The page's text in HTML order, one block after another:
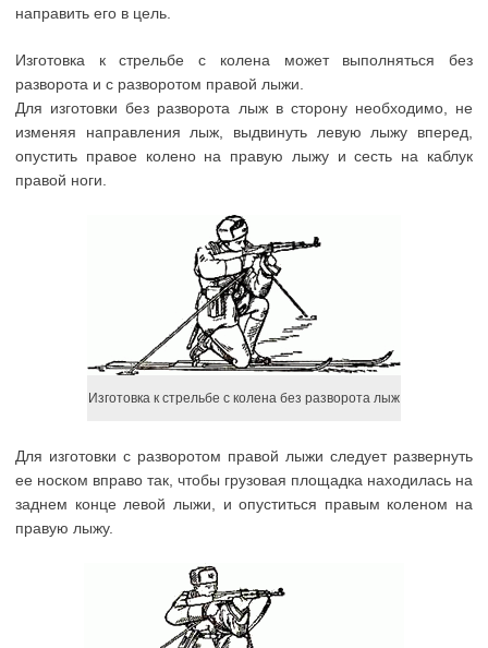
направить его в цель.
Изготовка к стрельбе с колена может выполняться без
разворота и с разворотом правой лыжи.
Для изготовки без разворота лыж в сторону необходимо, не
изменяя направления лыж, выдвинуть левую лыжу вперед,
опустить правое колено на правую лыжу и сесть на каблук
правой ноги.
Изготовка к стрельбе с колена без разворота лыж
Для изготовки с разворотом правой лыжи следует развернуть
ее носком вправо так, чтобы грузовая площадка находилась на
заднем конце левой лыжи, и опуститься правым коленом на
правую лыжу.